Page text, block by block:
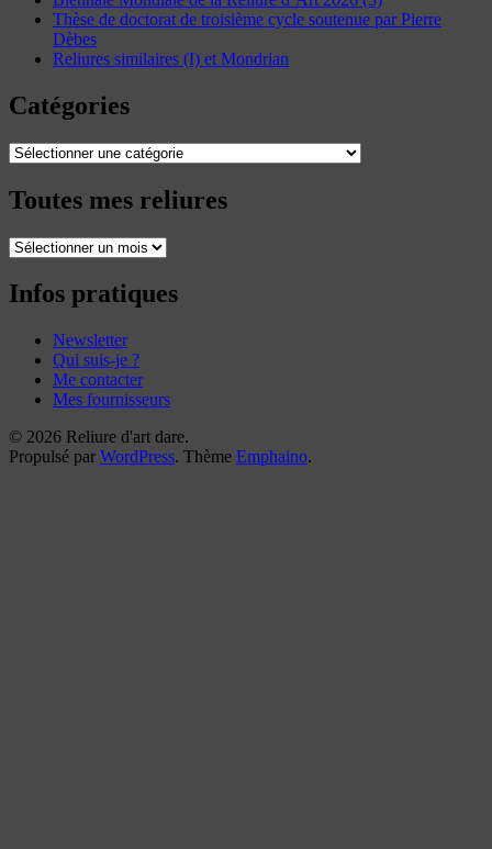
Thèse de doctorat de troisième cycle soutenue par Pierre
Dèbes
Reliures similaires (I) et Mondrian
Catégories
Catégories
Toutes mes reliures
Toutes
reliures
Infos pratiques
Newsletter
Qui suis-je ?
Me contacter
Mes fournisseurs
© 2026 Reliure d'art dare.
Propulsé par WordPress. Thème Emphaino.